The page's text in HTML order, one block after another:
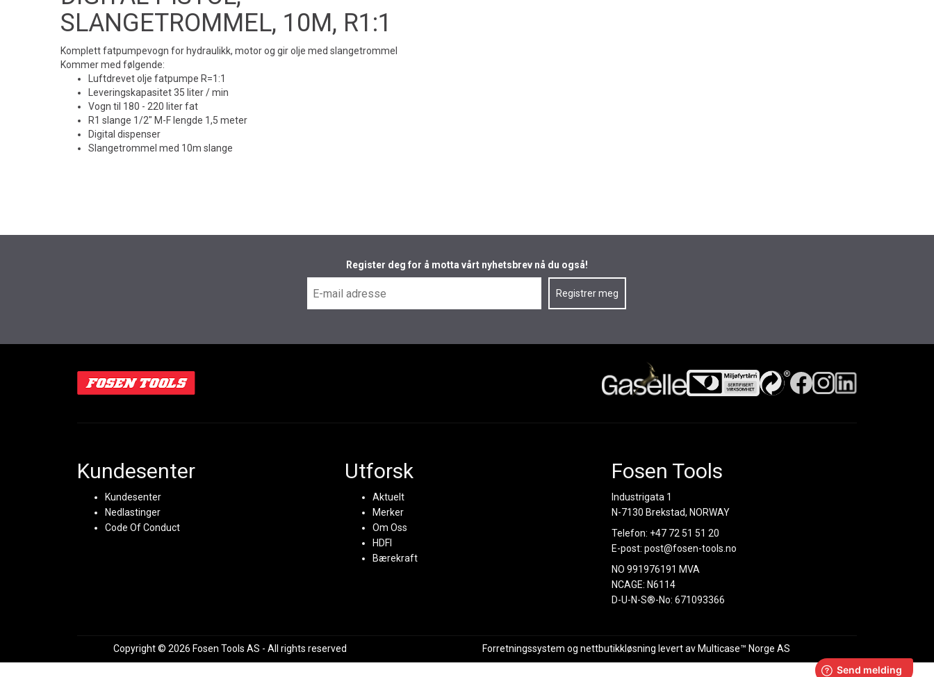
SLANGETROMMEL, 10M, R1:1
Komplett fatpumpevogn for hydraulikk, motor og gir olje med slangetrommel
Kommer med følgende:
Luftdrevet olje fatpumpe R=1:1
Leveringskapasitet 35 liter / min
Vogn til 180 - 220 liter fat
R1 slange 1/2" M-F lengde 1,5 meter
Digital dispenser
Slangetrommel med 10m slange
Register deg for å motta vårt nyhetsbrev nå du også!
Kundesenter
Kundesenter
Nedlastinger
Code Of Conduct
Utforsk
Aktuelt
Merker
Om Oss
HDFI
Bærekraft
Fosen Tools
Industrigata 1
N-7130 Brekstad, NORWAY
Telefon: +47 72 51 51 20
E-post:post@fosen-tools.no
NO 991976191 MVA
NCAGE: N6114
D-U-N-S®-No: 671093366
Copyright © 2026 Fosen Tools AS - All rights reserved Forretningssystem ognettbutikkløsning levert av Multicase™ Norge AS